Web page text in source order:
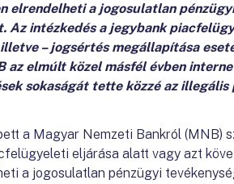
elrendelheti a jogosulatlan
Az intézkedés a jegybank
– jogsértés megállapítása
az elmúlt közel másfél évben
sokaságát tette közzé az
a Magyar Nemzeti Bankról (MNB)
eljárása alatt vagy azt
a jogosulatlan pénzügyi